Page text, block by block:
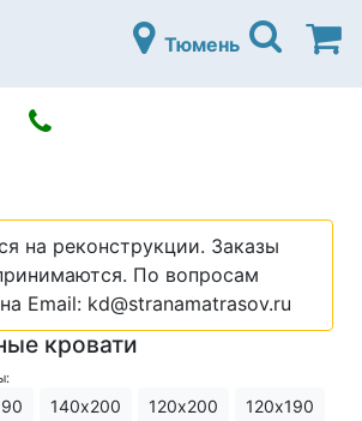
Страна матрасов
(Матрасы)
(Кровати)
(Аксессуары)
(Диваны)
(Постельное белье)
белье
(Мебель)
(Основания)
(Детские матрасы)
Тюмень
на реконструкции. Заказы
По вопросам
Email: kd@stranamatrasov.ru
кровати
140х200 120х200 120х190